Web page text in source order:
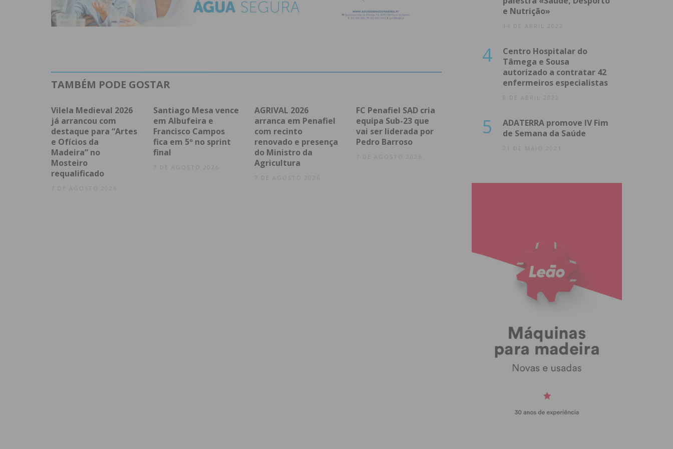
TAMBÉM PODE GOSTAR
Vilela Medieval 2026
já arrancou com
destaque para “Artes
e Ofícios da
Madeira” no
Mosteiro
requalificado
7 DE AGOSTO 2026
Santiago Mesa vence
em Albufeira e
Francisco Campos
fica em 5º no sprint
final
7 DE AGOSTO 2026
AGRIVAL 2026
arranca em Penafiel
com recinto
renovado e presença
do Ministro da
Agricultura
7 DE AGOSTO 2026
FC Penafiel SAD cria
equipa Sub-23 que
vai ser liderada por
Pedro Barroso
7 DE AGOSTO 2026
e Nutrição»
14 DE ABRIL 2022
4
Centro Hospitalar do
Tâmega e Sousa
autorizado a contratar 42
enfermeiros especialistas
8 DE ABRIL 2022
5
ADATERRA promove IV Fim
de Semana da Saúde
21 DE MAIO 2021